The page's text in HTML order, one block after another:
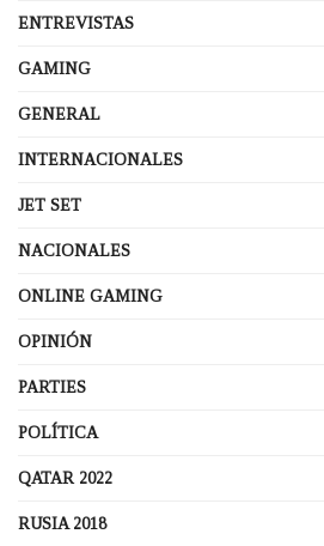
ENTREVISTAS
GAMING
GENERAL
INTERNACIONALES
JET SET
NACIONALES
ONLINE GAMING
OPINIÓN
PARTIES
POLÍTICA
QATAR 2022
RUSIA 2018